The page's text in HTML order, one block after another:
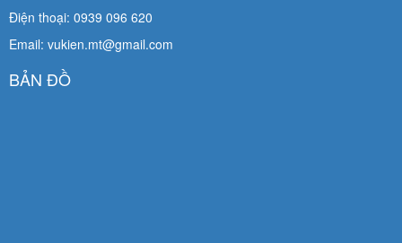
Điện thoại: 0939 096 620
Email: vukien.mt@gmail.com
BẢN ĐỒ